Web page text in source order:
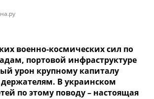
военно-космических сил по
портовой инфраструктуре
урон крупному капиталу
В украинском
по этому поводу – настоящая